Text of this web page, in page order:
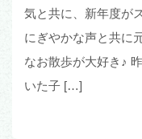
気と共に、新年度が
にぎやかな声と共に
なお散歩が大好き♪
いた子 […]